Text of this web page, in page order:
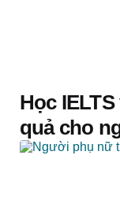
Học
quả cho